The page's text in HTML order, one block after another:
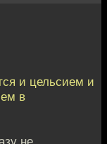
и цельсием и
в
не